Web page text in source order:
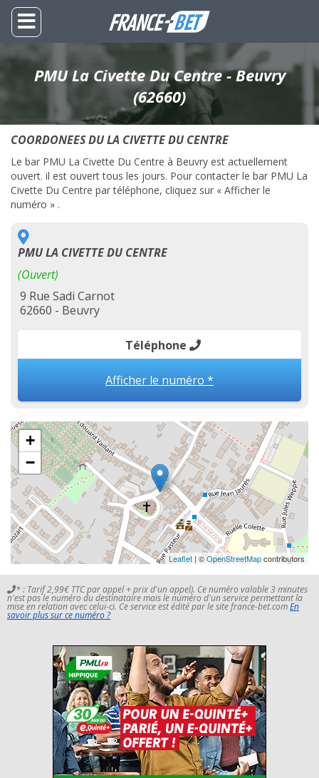
PMU La Civette Du Centre - Beuvry
(62660)
COORDONEES DU LA CIVETTE DU CENTRE
Le bar PMU La Civette Du Centre à Beuvry est actuellement
ouvert. il est ouvert tous les jours. Pour contacter le bar PMU La
Civette Du Centre par téléphone, cliquez sur « Afficher le
numéro » .
PMU LA CIVETTE DU CENTRE
(Ouvert)
9 Rue Sadi Carnot
62660 - Beuvry
Téléphone
Afficher le numéro *
+
−
Leaflet | ©OpenStreetMapcontributors
* : Tarif 2,99€ TTC par appel + prix d'un appel). Ce numéro valable 3 minutes
n'est pas le numéro du destinataire mais le numéro d'un service permettant la
mise en relation avec celui-ci. Ce service est édité par le site france-bet.comEn
savoir plus sur ce numéro ?